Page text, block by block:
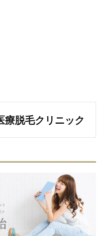
療脱毛クリニック